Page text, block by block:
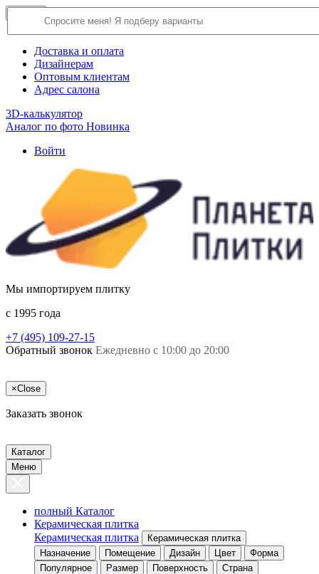
О компании
Доставка и оплата
Дизайнерам
Оптовым клиентам
Адрес салона
3D-калькулятор
Аналог по фото Новинка
Войти
Мы импортируем плитку
c 1995 года
+7 (495) 109-27-15
Обратный звонок Ежедневно с 10:00 до 20:00
×Close
Заказать звонок
Каталог
Меню
полный Каталог
Керамическая плитка
Керамическая плитка
Керамическая плитка
Назначение
Помещение Дизайн Цвет
Форма
Популярное
Размер Поверхность Страна